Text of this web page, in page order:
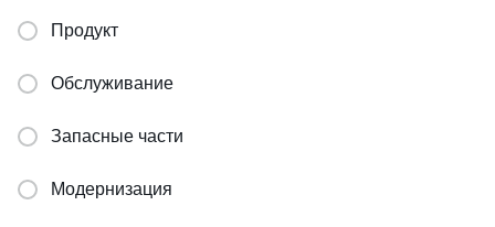
Продукт
Обслуживание
Запасные части
Модернизация